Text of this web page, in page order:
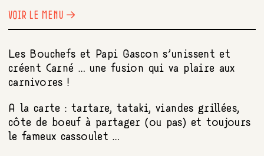
VOIR LE MENU →
Les Bouchefs et Papi Gascon s’unissent et
créent Carné … une fusion qui va plaire aux
carnivores !
A la carte : tartare, tataki, viandes grillées,
côte de boeuf à partager (ou pas) et toujours
le fameux cassoulet …